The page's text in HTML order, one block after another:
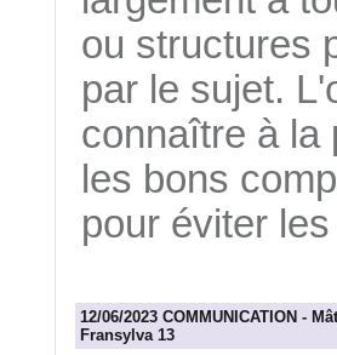
ou structures
par le sujet.
connaître à la
les bons
pour éviter
12/06/2023 COMMUNICATION -
Fransylva 13